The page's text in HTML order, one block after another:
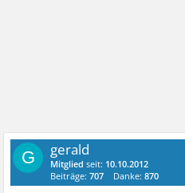
G gerald
Mitglied seit: 10.10.2012
Beiträge:707 Danke:870